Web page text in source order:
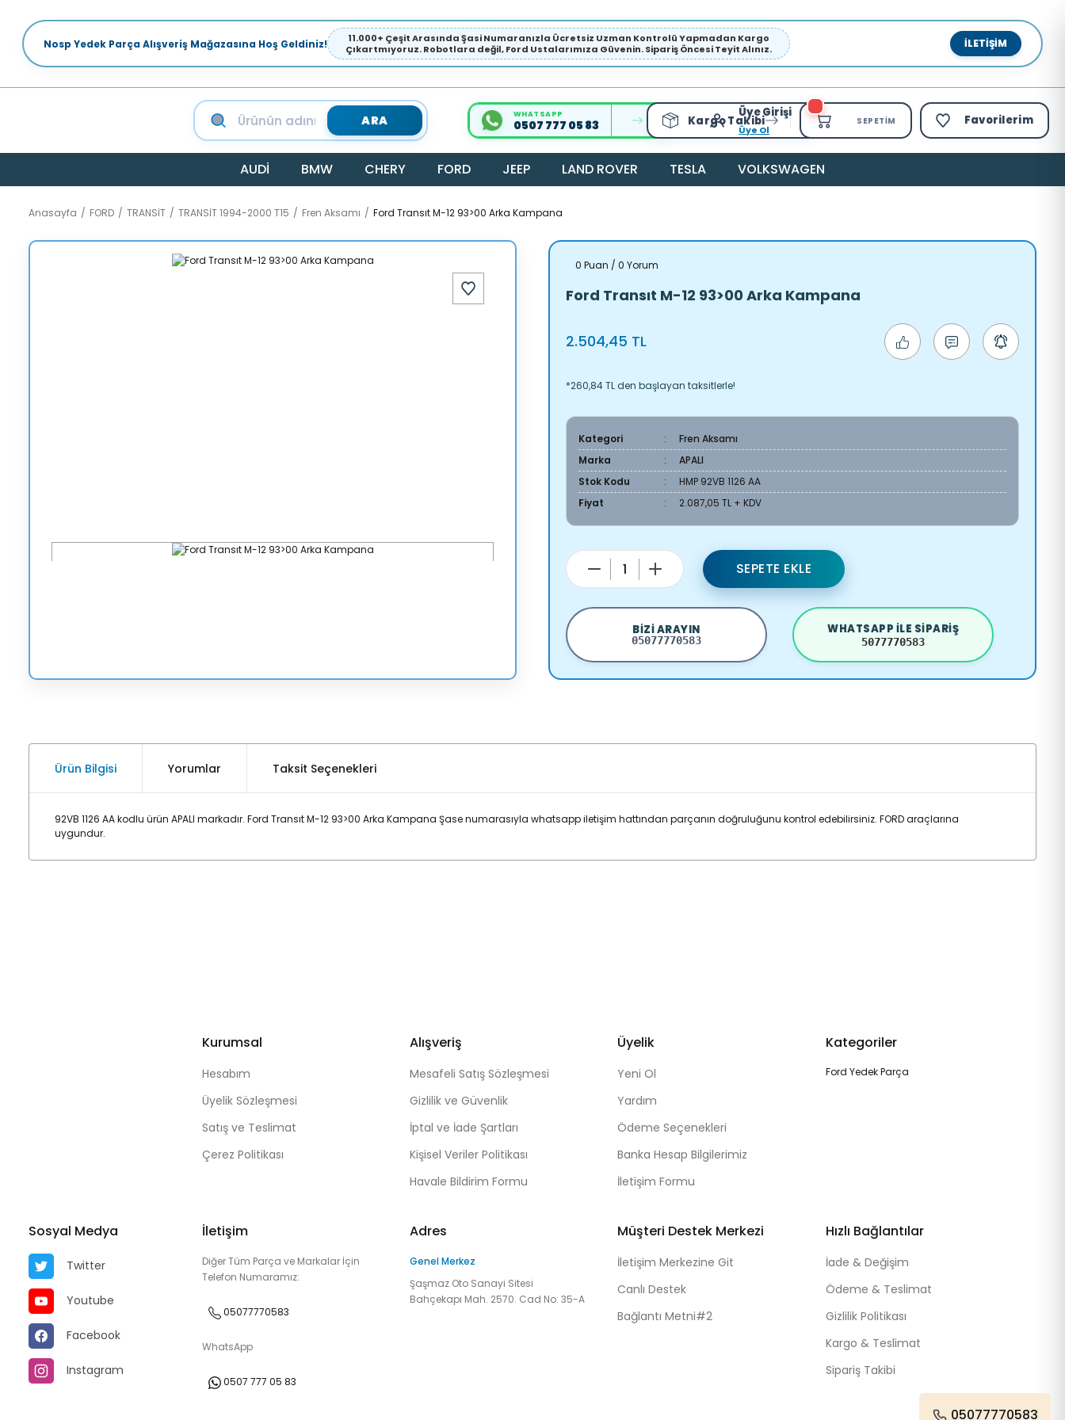
Nosp Yedek Parça Alışveriş Mağazasına Hoş Geldiniz!
11.000+ Çeşit Arasında Şasi Numaranızla Ücretsiz Uzman Kontrolü Yapmadan Kargo
Çıkartmıyoruz. Robotlara değil, Ford Ustalarımıza Güvenin. Sipariş Öncesi Teyit Alınız.
İLETIŞIM
ARA WHATSAPP
0507 777 05 83 Kargo Takibi
Üye Girişi
Üye Ol
SEPETIM Favorilerim
AUDİ BMW CHERY FORD JEEP LAND ROVER TESLA VOLKSWAGEN
Anasayfa FORD TRANSİT TRANSİT 1994-2000 T15 Fren Aksamı Ford Transıt M-12 93>00 Arka Kampana
0 Puan / 0 Yorum
Ford Transıt M-12 93>00 Arka Kampana
2.504,45 TL
*260,84 TL den başlayan taksitlerle!
Kategori
Fren Aksamı
Marka
APALI
Stok Kodu
HMP 92VB 1126 AA
Fiyat
2.087,05 TL + KDV
SEPETE EKLE
BIZI ARAYIN
05077770583
WHATSAPP ILE SIPARIŞ
5077770583
Ürün Bilgisi Yorumlar Taksit Seçenekleri
92VB 1126 AA kodlu ürün APALI markadır. Ford Transıt M-12 93>00 Arka Kampana Şase numarasıyla whatsapp iletişim hattından parçanın doğruluğunu kontrol edebilirsiniz. FORD araçlarına
uygundur.
Kurumsal
Hesabım
Üyelik Sözleşmesi
Satış ve Teslimat
Çerez Politikası
Alışveriş
Mesafeli Satış Sözleşmesi
Gizlilik ve Güvenlik
İptal ve İade Şartları
Kişisel Veriler Politikası
Havale Bildirim Formu
Üyelik
Yeni Ol
Yardım
Ödeme Seçenekleri
Banka Hesap Bilgilerimiz
İletişim Formu
Kategoriler
Ford Yedek Parça
Sosyal Medya
Twitter
Youtube
Facebook
Instagram
İletişim
Diğer Tüm Parça ve Markalar İçin
Telefon Numaramız:
05077770583
WhatsApp
0507 777 05 83
Adres
Genel Merkez
Şaşmaz Oto Sanayi Sitesi
Bahçekapı Mah. 2570. Cad No: 35-A
Müşteri Destek Merkezi
İletişim Merkezine Git
Canlı Destek
Bağlantı Metni#2
Hızlı Bağlantılar
İade & Değişim
Ödeme & Teslimat
Gizlilik Politikası
Kargo & Teslimat
Sipariş Takibi
05077770583